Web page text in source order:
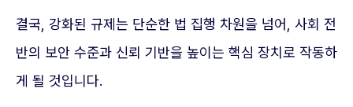
결국, 강화된 규제는 단순한 법 집행 차원을 넘어, 사회 전
반의 보안 수준과 신뢰 기반을 높이는 핵심 장치로 작동하
게 될 것입니다.